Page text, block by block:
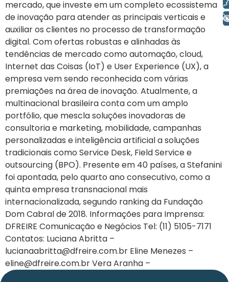
mercado, que investe em um completo ecossistema
de inovação para atender as principais verticais e
auxiliar os clientes no processo de transformação
digital. Com ofertas robustas e alinhadas às
tendências de mercado como automação, cloud,
Internet das Coisas (IoT) e User Experience (UX), a
empresa vem sendo reconhecida com várias
premiações na área de inovação. Atualmente, a
multinacional brasileira conta com um amplo
portfólio, que mescla soluções inovadoras de
consultoria e marketing, mobilidade, campanhas
personalizadas e inteligência artificial a soluções
tradicionais como Service Desk, Field Service e
outsourcing (BPO). Presente em 40 países, a Stefanini
foi apontada, pelo quarto ano consecutivo, como a
quinta empresa transnacional mais
internacionalizada, segundo ranking da Fundação
Dom Cabral de 2018. Informações para Imprensa:
DFREIRE Comunicação e Negócios Tel: (11) 5105-7171
Contatos: Luciana Abritta –
lucianaabritta@dfreire.com.br Eline Menezes –
eline@dfreire.com.br Vera Aranha –
vera@dfreire.com.br
+ Acessibilidade